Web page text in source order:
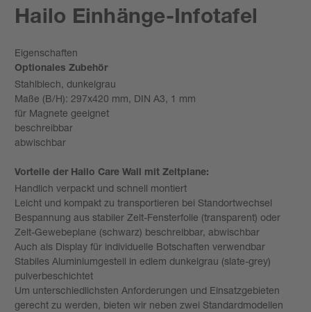
Hailo Einhänge-Infotafel
Eigenschaften
Optionales Zubehör
Stahlblech, dunkelgrau
Maße (B/H): 297x420 mm, DIN A3, 1 mm
für Magnete geeignet
beschreibbar
abwischbar
Vorteile der Hailo Care Wall mit Zeltplane:
Handlich verpackt und schnell montiert
Leicht und kompakt zu transportieren bei Standortwechsel
Bespannung aus stabiler Zelt-Fensterfolie (transparent) oder
Zelt-Gewebeplane (schwarz) beschreibbar, abwischbar
Auch als Display für individuelle Botschaften verwendbar
Stabiles Aluminiumgestell in edlem dunkelgrau (slate-grey)
pulverbeschichtet
Um unterschiedlichsten Anforderungen und Einsatzgebieten
gerecht zu werden, bieten wir neben zwei Standardmodellen